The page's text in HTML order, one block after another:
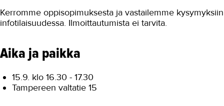
Kerromme oppisopimuksesta ja vastailemme kysymyksiin
infotilaisuudessa. Ilmoittautumista ei tarvita.
Aika ja paikka
15.9. klo 16.30 - 17.30
Tampereen valtatie 15